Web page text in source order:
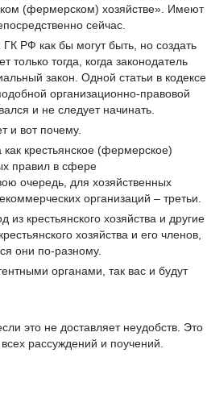
(фермерском) хозяйстве». Имеют
сейчас.
ГК РФ как бы могут быть, но создать
тогда, когда законодатель
закон. Одной статьи в кодексе
организационно-правовой
и не следует начинать.
и вот почему.
крестьянское (фермерское)
правил в сфере
очередь, для хозяйственных
организаций – третьи.
крестьянского хозяйства и другие
хозяйства и его членов,
они по-разному.
органами, так вас и будут
это не доставляет неудобств. Это
рассуждений и поучений.